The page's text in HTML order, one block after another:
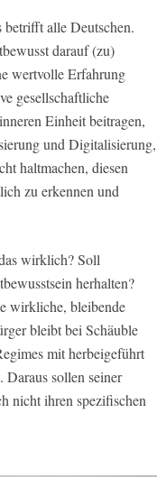
alle Deutschen.
darauf (zu)
wertvolle Erfahrung
gesellschaftliche
Einheit beitragen,
und Digitalisierung,
haltmachen, diesen
zu erkennen und
wirklich? Soll
herhalten?
wirkliche, bleibende
bleibt bei Schäuble
mit herbeigeführt
Daraus sollen seiner
nicht ihren spezifischen